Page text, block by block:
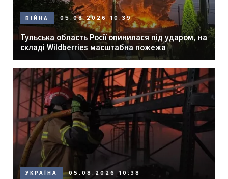
ВІЙНА 05.08.2026 10:39
Тульська область Росії опинилася під ударом, на
складі Wildberries масштабна пожежа
УКРАЇНА 05.08.2026 10:38